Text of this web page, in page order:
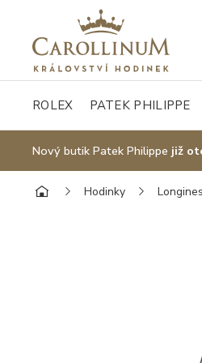
ROLEX PATEK PHILIPPE
Nový butik Patek Philippe již
Hodinky Longines